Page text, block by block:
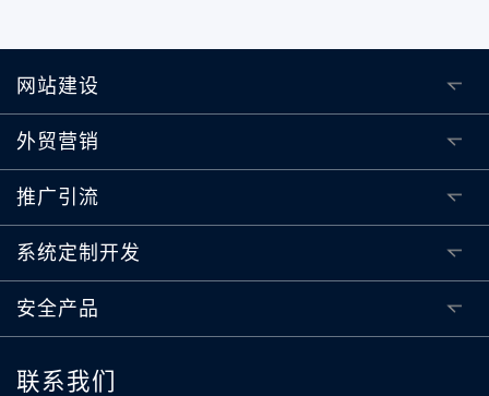
网站建设
外贸营销
推广引流
系统定制开发
安全产品
联系我们